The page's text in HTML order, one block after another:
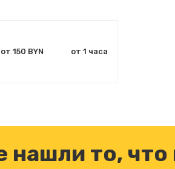
от 150 BYN от 1 часа
нашли то, что